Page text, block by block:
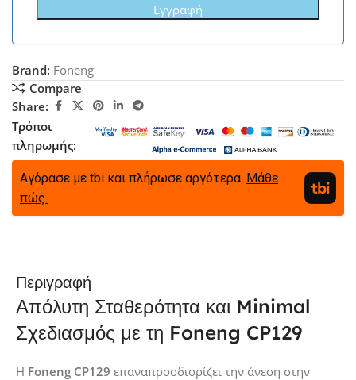
Εγγραφή
Brand: Foneng
Compare
Share:
Τρόποι
πληρωμής:
Αγόρασε με tbi και πλήρωσε αργότερα. Μάθε
πώς.
Περιγραφή
Απόλυτη Σταθερότητα και Minimal
Σχεδιασμός με τη Foneng CP129
Η Foneng CP129 επαναπροσδιορίζει την άνεση στην